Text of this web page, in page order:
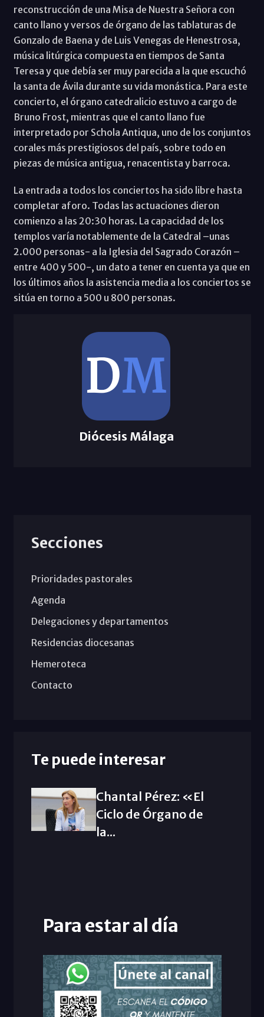
reconstrucción de una Misa de Nuestra Señora con
canto llano y versos de órgano de las tablaturas de
Gonzalo de Baena y de Luis Venegas de Henestrosa,
música litúrgica compuesta en tiempos de Santa
Teresa y que debía ser muy parecida a la que escuchó
la santa de Ávila durante su vida monástica. Para este
concierto, el órgano catedralicio estuvo a cargo de
Bruno Frost, mientras que el canto llano fue
interpretado por Schola Antiqua, uno de los conjuntos
corales más prestigiosos del país, sobre todo en
piezas de música antigua, renacentista y barroca.
La entrada a todos los conciertos ha sido libre hasta
completar aforo. Todas las actuaciones dieron
comienzo a las 20:30 horas. La capacidad de los
templos varía notablemente de la Catedral –unas
2.000 personas- a la Iglesia del Sagrado Corazón –
entre 400 y 500-, un dato a tener en cuenta ya que en
los últimos años la asistencia media a los conciertos se
sitúa en torno a 500 u 800 personas.
Diócesis Málaga
Secciones
Prioridades pastorales
Agenda
Delegaciones y departamentos
Residencias diocesanas
Hemeroteca
Contacto
Te puede interesar
Chantal Pérez: «El
Ciclo de Órgano de
la...
Para estar al día